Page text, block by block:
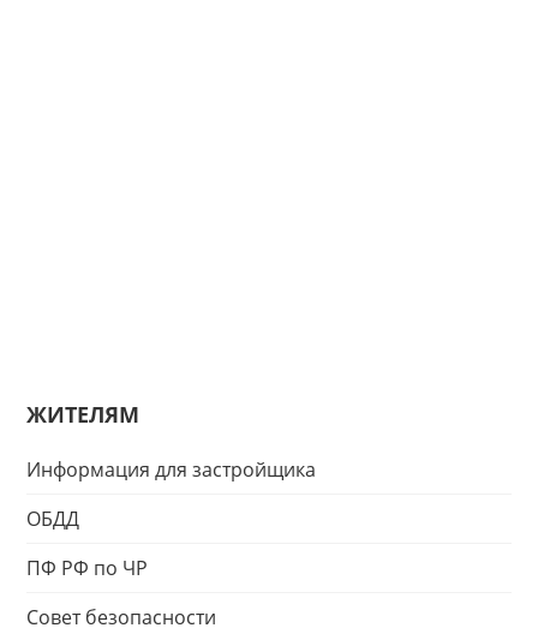
ЖИТЕЛЯМ
Информация для застройщика
ОБДД
ПФ РФ по ЧР
Совет безопасности